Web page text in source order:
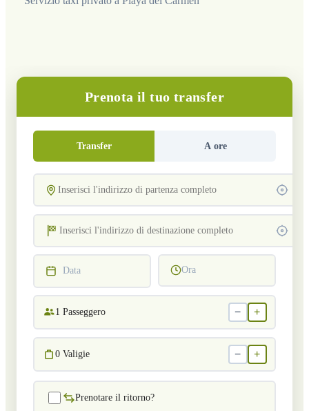
Prenota il tuo transfer
Transfer A ore
Data Ora
1 Passeggero − +
0 Valigie − +
Prenotare il ritorno?